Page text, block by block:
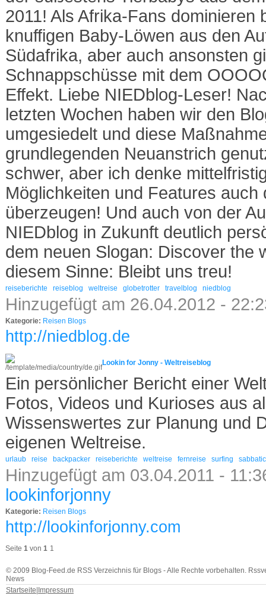
2011! Als Afrika-Fans dominieren
knuffigen Baby-Löwen aus den
Südafrika, aber auch ansonsten
Schnappschüsse mit dem
Effekt. Liebe NIEDblog-Leser!
letzten Wochen haben wir den
umgesiedelt und diese
grundlegenden Neuanstrich
schwer, aber ich denke
Möglichkeiten und Features auch
überzeugen! Und auch von der
NIEDblog in Zukunft deutlich
dem neuen Slogan: Discover the
diesem Sinne: Bleibt uns treu!
reiseberichte reiseblog weltreise globetrotter travelblog niedblog
Hinzugefügt am 26.04.2012 -
Kategorie: Reisen Blogs
http://niedblog.de
Lookin for Jonny - Weltreiseblog
Ein persönlicher Bericht einer
Fotos, Videos und Kurioses aus
Wissenswertes zur Planung und
eigenen Weltreise.
urlaub reise backpacker reiseberichte weltreise fernreise surfing
Hinzugefügt am 03.04.2011 -
lookinforjonny
Kategorie: Reisen Blogs
http://lookinforjonny.com
Seite 1 von 1 1
© 2009 Blog-Feed.de RSS Verzeichnis für Blogs - Alle Rechte vorbehalten.
News
Startseite Impressum